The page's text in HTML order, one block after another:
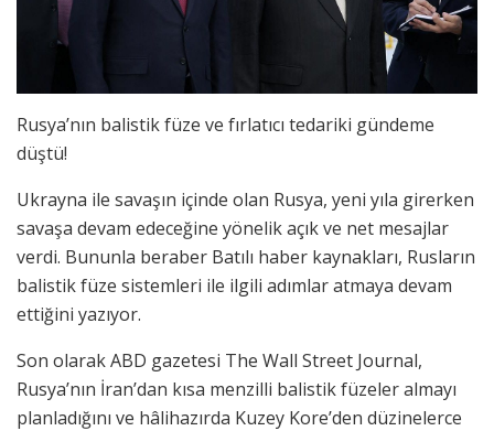
Rusya’nın balistik füze ve fırlatıcı tedariki gündeme
düştü!
Ukrayna ile savaşın içinde olan Rusya, yeni yıla girerken
savaşa devam edeceğine yönelik açık ve net mesajlar
verdi. Bununla beraber Batılı haber kaynakları, Rusların
balistik füze sistemleri ile ilgili adımlar atmaya devam
ettiğini yazıyor.
Son olarak ABD gazetesi The Wall Street Journal,
Rusya’nın İran’dan kısa menzilli balistik füzeler almayı
planladığını ve hâlihazırda Kuzey Kore’den düzinelerce